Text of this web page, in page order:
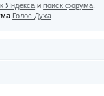
Яндекса ипоиск форума
Голос Духа.